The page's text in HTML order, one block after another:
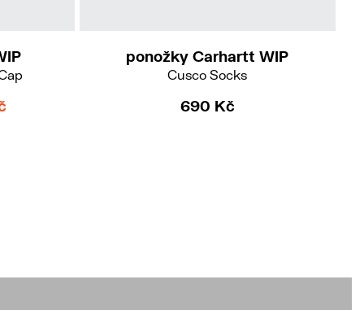
ponožky Carhartt WIP
Cusco Socks
690 Kč